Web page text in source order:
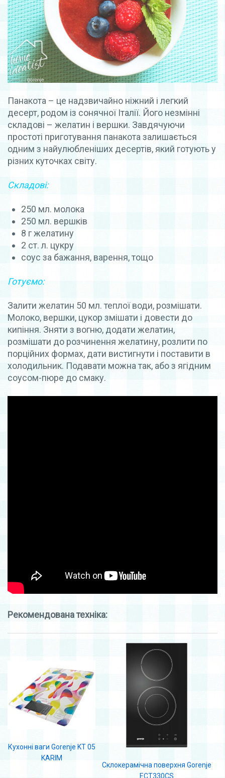
Панакота – це надзвичайно ніжний і легкий
десерт, родом із сонячної Італії. Його незмінні
складові – желатин і вершки. Завдячуючи
простоті приготування панакота залишається
одним з найулюбленіших десертів, який готують у
різних куточках світу.
Складові:
250 мл. молока
250 мл. вершків
8 г желатину
2 ст. л. цукру
соус за бажання, варення, тощо
Готуємо:
Залити желатин 50 мл. теплої води, розмішати.
Молоко, вершки, цукор змішати і довести до
кипіння. Зняти з вогню, додати желатин,
розмішати до розчинення желатину, розлити по
порційних формах, дати вистигнути і поставити в
холодильник. Подавати можна так, або з ягідним
соусом-пюре до смаку.
Рекомендована техніка:
Кухонні ваги Gorenje KT 05
KARIM
Склокерамічна поверхня Gorenje
ECT330CS